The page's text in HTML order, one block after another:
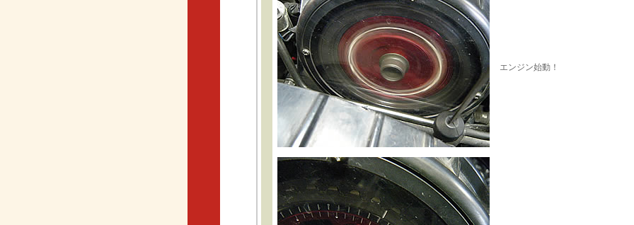
エンジン始動！